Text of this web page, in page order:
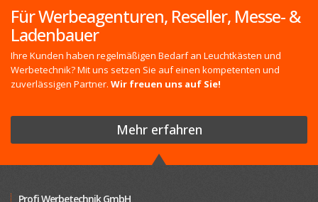
Für Werbeagenturen, Reseller, Messe- &
Ladenbauer
Ihre Kunden haben regelmäßigen Bedarf an Leuchtkästen und
Werbetechnik? Mit uns setzen Sie auf einen kompetenten und
zuverlässigen Partner. Wir freuen uns auf Sie!
Mehr erfahren
Profi Werbetechnik GmbH